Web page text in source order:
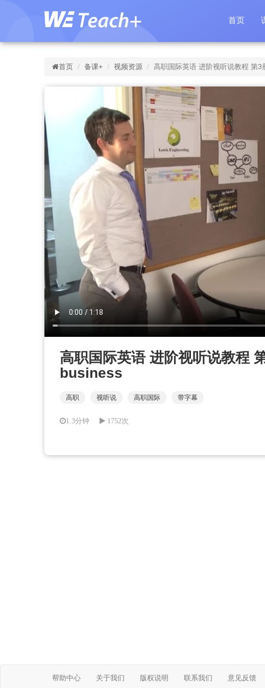
首页
首页 备课+ 视频资源 高职国际英语 进阶视听说教程 第
高职国际英语 进阶视听说教程
business
高职 视听说 高职国际 带字幕
1.3分钟 1752次
帮助中心 关于我们 版权说明 联系我们 意见反馈